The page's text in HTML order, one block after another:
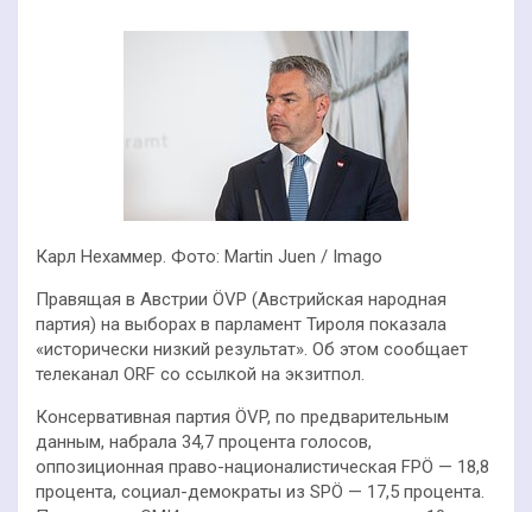
Карл Нехаммер. Фото: Martin Juen / Imago
Правящая в Австрии ÖVP (Австрийская народная
партия) на выборах в парламент Тироля показала
«исторически низкий результат». Об этом сообщает
телеканал ORF со ссылкой на экзитпол.
Консервативная партия ÖVP, по предварительным
данным, набрала 34,7 процента голосов,
оппозиционная право-националистическая FPÖ — 18,8
процента, социал-демократы из SPÖ — 17,5 процента.